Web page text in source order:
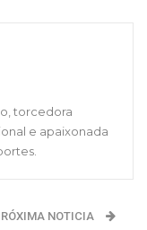
torcedora
e apaixonada
NOTICIA